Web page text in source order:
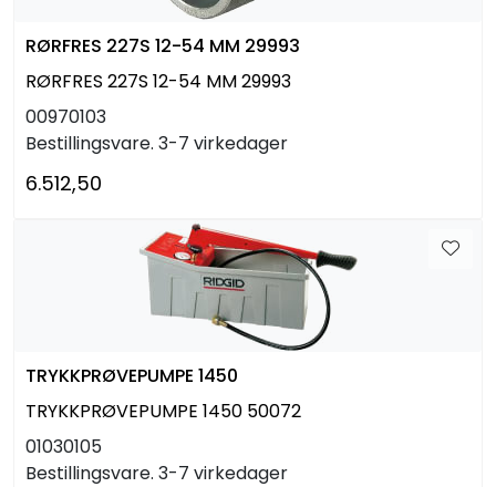
RØRFRES 227S 12-54 MM 29993
RØRFRES 227S 12-54 MM 29993
00970103
Bestillingsvare. 3-7 virkedager
6.512,50
TRYKKPRØVEPUMPE 1450
TRYKKPRØVEPUMPE 1450 50072
01030105
Bestillingsvare. 3-7 virkedager